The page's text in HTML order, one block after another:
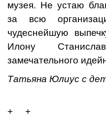
музея. Не устаю
за всю
чудеснейшую
Илону
замечательного
Татьяна Юлиус с
+ +